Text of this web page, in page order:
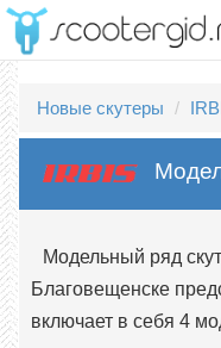
Новые скутеры
Модельный ряд
Благовещенске
включает в себя 4